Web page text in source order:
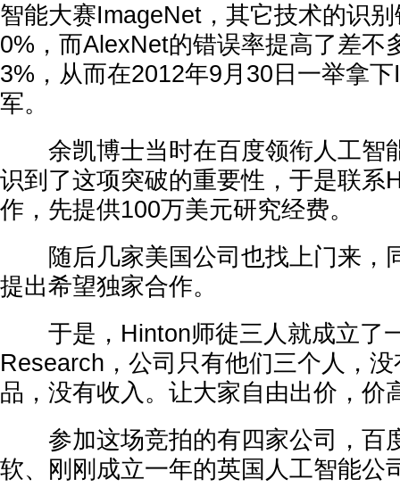
智能大赛ImageNet，其它技术的识
0%，而AlexNet的错误率提高了差不
3%，从而在2012年9月30日一举拿
军。
余凯博士当时在百度领衔人工智
识到了这项突破的重要性，于是联系
作，先提供100万美元研究经费。
随后几家美国公司也找上门来，
提出希望独家合作。
于是，Hinton师徒三人就成立了
Research，公司只有他们三个人，
品，没有收入。让大家自由出价，价
参加这场竞拍的有四家公司，百
软、刚刚成立一年的英国人工智能公